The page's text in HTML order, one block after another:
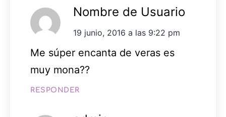
Nombre de Usuario
19 junio, 2016 a las 9:22 pm
Me súper encanta de veras es
muy mona??
RESPONDER